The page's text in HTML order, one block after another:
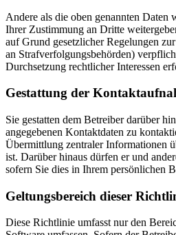
Andere als die oben genannten Daten
Ihrer Zustimmung an Dritte
auf Grund gesetzlicher Regelungen
an Strafverfolgungsbehörden)
Durchsetzung rechtlicher Interessen
Gestattung der
Sie gestatten dem Betreiber darüber
angegebenen Kontaktdaten zu
Übermittlung zentraler Informationen
ist. Darüber hinaus dürfen er und
sofern Sie dies in Ihrem persönlichen
Geltungsbereich dieser
Diese Richtlinie umfasst nur den